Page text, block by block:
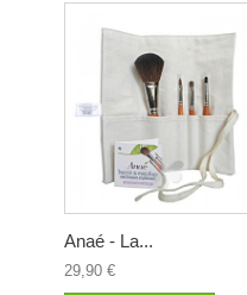
Anaé - La...
29,90 €